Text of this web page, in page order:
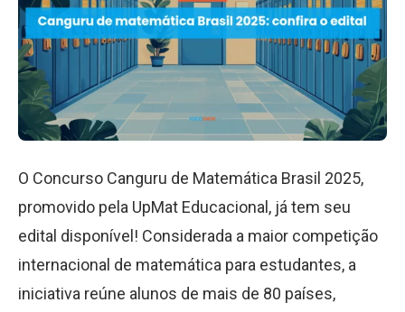
O Concurso Canguru de Matemática Brasil 2025,
promovido pela UpMat Educacional, já tem seu
edital disponível! Considerada a maior competição
internacional de matemática para estudantes, a
iniciativa reúne alunos de mais de 80 países,